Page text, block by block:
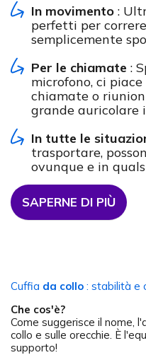
In movimento :
perfetti per
semplicemente
Per le chiamate :
microfono, ci
chiamate o
grande auricolare
In tutte le
trasportare,
ovunque e in
SAPERNE DI PIÙ
Cuffia da collo : stabilità e
Che cos'è?
Come suggerisce il nome,
collo e sulle orecchie. È
supporto!